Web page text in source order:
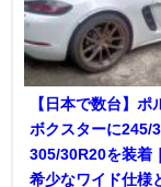
【日本で数台】ポ
ボクスターに245/
305/30R20を装着
希少なワイド仕様